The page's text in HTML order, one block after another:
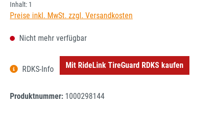
Inhalt: 1
Preise inkl. MwSt. zzgl. Versandkosten
Nicht mehr verfügbar
RDKS-Info Mit RideLink TireGuard RDKS kaufen
Produktnummer: 1000298144